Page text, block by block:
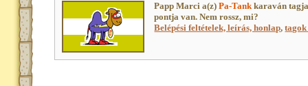
Papp Marci a(z)Pa-Tankkaraván
pontja van. Nem rossz, mi?
Belépési feltételek, leírás, honlap,